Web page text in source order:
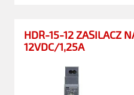
HDR-15-12 ZASILACZ
12VDC/1,25A